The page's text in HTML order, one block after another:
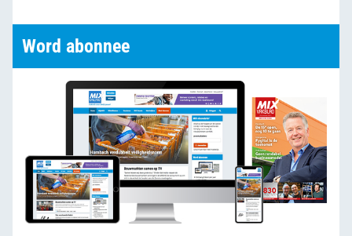
Word abonnee